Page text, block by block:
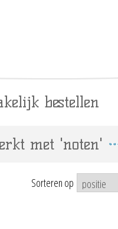
bestellen
met 'noten'
Sorteren op